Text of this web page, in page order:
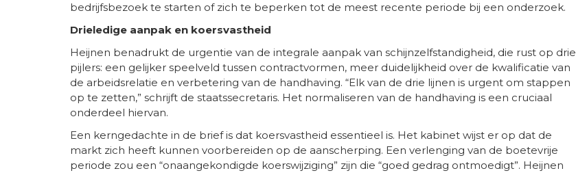
bedrijfsbezoek te starten of zich te beperken tot de meest recente periode bij een onderzoek.
Drieledige aanpak en koersvastheid
Heijnen benadrukt de urgentie van de integrale aanpak van schijnzelfstandigheid, die rust op drie
pijlers: een gelijker speelveld tussen contractvormen, meer duidelijkheid over de kwalificatie van
de arbeidsrelatie en verbetering van de handhaving. “Elk van de drie lijnen is urgent om stappen
op te zetten,” schrijft de staatssecretaris. Het normaliseren van de handhaving is een cruciaal
onderdeel hiervan.
Een kerngedachte in de brief is dat koersvastheid essentieel is. Het kabinet wijst er op dat de
markt zich heeft kunnen voorbereiden op de aanscherping. Een verlenging van de boetevrije
periode zou een “onaangekondigde koerswijziging” zijn die “goed gedrag ontmoedigt”. Heijnen